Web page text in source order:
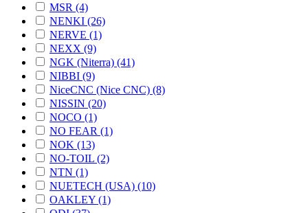
MSR (4)
NENKI (26)
NERVE (1)
NEXX (9)
NGK (Niterra) (41)
NIBBI (9)
NiceCNC (Nice CNC) (8)
NISSIN (20)
NOCO (1)
NO FEAR (1)
NOK (13)
NO-TOIL (2)
NTN (1)
NUETECH (USA) (10)
OAKLEY (1)